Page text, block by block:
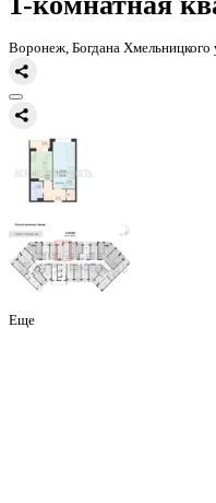
Главная
1-
Воронеж, Богдана